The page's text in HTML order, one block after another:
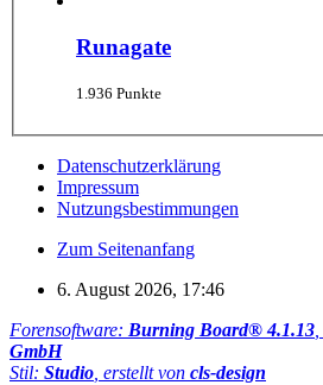
Runagate
1.936 Punkte
Datenschutzerklärung
Impressum
Nutzungsbestimmungen
Zum Seitenanfang
6. August 2026, 17:46
Forensoftware: Burning Board® 4.1.13
GmbH
Stil: Studio , erstellt von cls-design